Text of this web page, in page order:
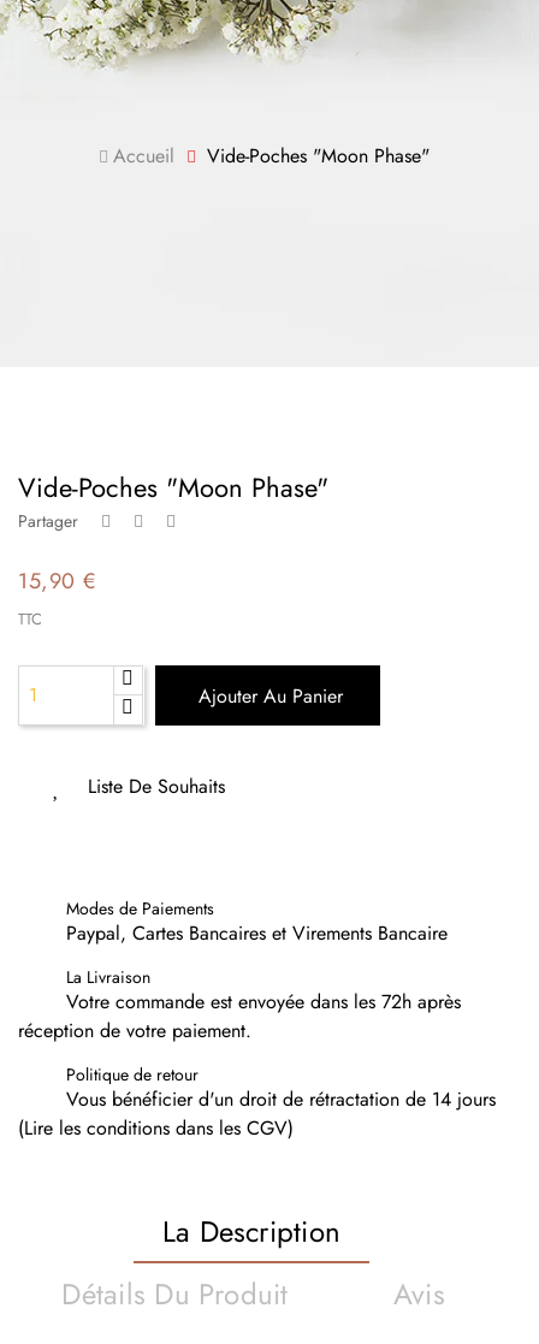
Accueil Vide-Poches "Moon Phase"
Vide-Poches "Moon Phase"
Partager
15,90 €
TTC
Ajouter Au Panier
Liste De Souhaits
Modes de Paiements
Paypal, Cartes Bancaires et Virements Bancaire
La Livraison
Votre commande est envoyée dans les 72h après
réception de votre paiement.
Politique de retour
Vous bénéficier d'un droit de rétractation de 14 jours
(Lire les conditions dans les CGV)
La Description
Détails Du Produit
Avis